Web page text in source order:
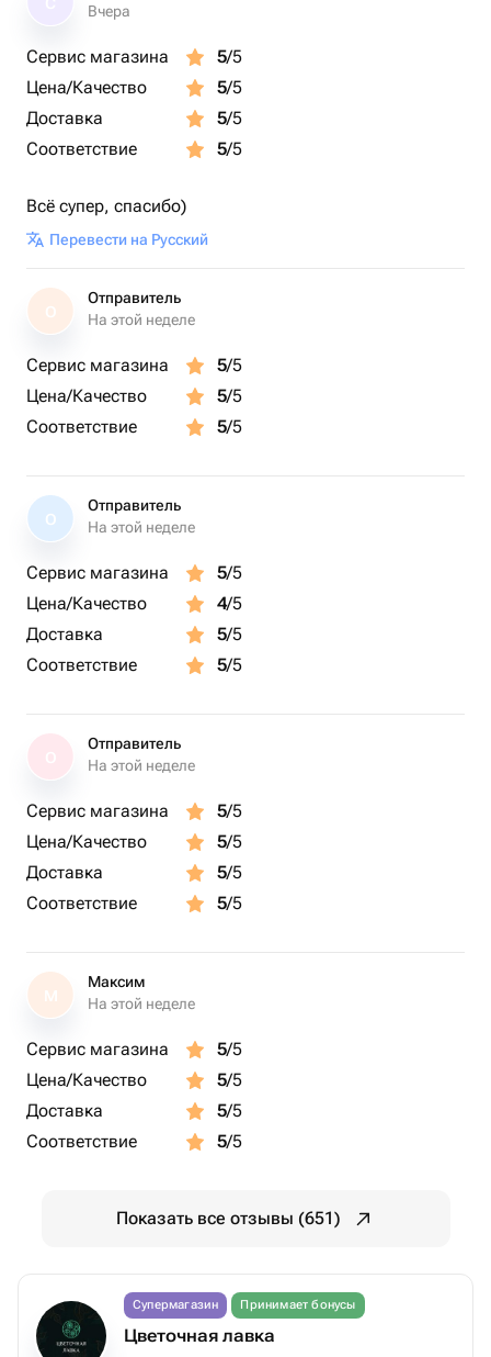
Вчера
Сервис магазина 5/5
Цена/Качество
5/5
Доставка
5/5
Соответствие
5/5
Всё супер, спасибо)
Перевести на Русский
О
Отправитель
На этой неделе
Сервис магазина 5/5
Цена/Качество
5/5
Соответствие
5/5
О
Отправитель
На этой неделе
Сервис магазина 5/5
Цена/Качество
4/5
Доставка
5/5
Соответствие
5/5
Отправитель
На этой неделе
Сервис магазина 5/5
Цена/Качество
5/5
Доставка
5/5
Соответствие
5/5
М
Максим
На этой неделе
Сервис магазина 5/5
Цена/Качество
5/5
Доставка
5/5
Соответствие
5/5
Показать все отзывы (651)
Супермагазин Принимает бонусы
Цветочная лавка